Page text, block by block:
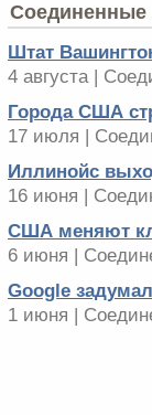
Штат
4 августа |
Города США
17 июля |
Иллинойс
16 июня |
США меняют
6 июня |
Google
1 июня |